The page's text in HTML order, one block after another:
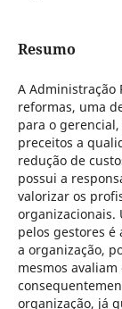
Resumo
A Administração
reformas, uma
para o
preceitos a
redução de
possui a
valorizar os
organizacionais.
pelos gestores
a organização,
mesmos
organização, já